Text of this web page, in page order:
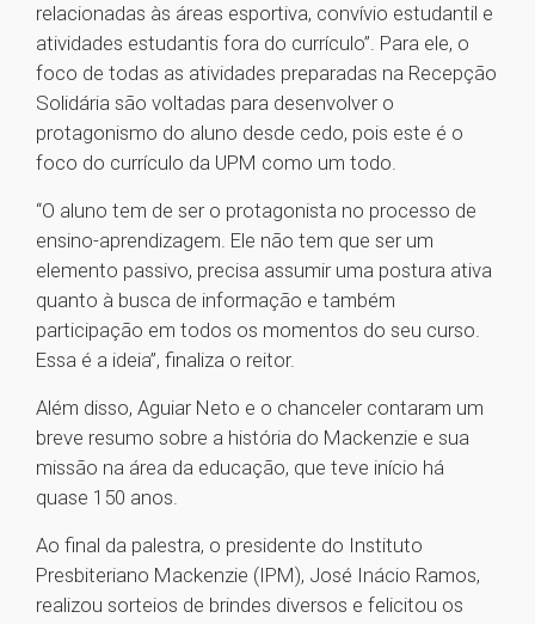
relacionadas às áreas esportiva, convívio estudantil e
atividades estudantis fora do currículo”. Para ele, o
foco de todas as atividades preparadas na Recepção
Solidária são voltadas para desenvolver o
protagonismo do aluno desde cedo, pois este é o
foco do currículo da UPM como um todo.
“O aluno tem de ser o protagonista no processo de
ensino-aprendizagem. Ele não tem que ser um
elemento passivo, precisa assumir uma postura ativa
quanto à busca de informação e também
participação em todos os momentos do seu curso.
Essa é a ideia”, finaliza o reitor.
Além disso, Aguiar Neto e o chanceler contaram um
breve resumo sobre a história do Mackenzie e sua
missão na área da educação, que teve início há
quase 150 anos.
Ao final da palestra, o presidente do Instituto
Presbiteriano Mackenzie (IPM), José Inácio Ramos,
realizou sorteios de brindes diversos e felicitou os